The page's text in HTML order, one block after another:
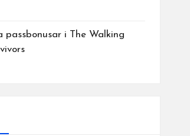
passbonusar i The Walking